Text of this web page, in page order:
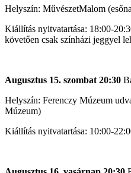
Helyszín: MűvészetMalom
Kiállítás nyitvatartása: 18:00-
követően csak színházi jeggyel
Augusztus 15. szombat 20:30
Helyszín: Ferenczy Múzeum
Múzeum)
Kiállítás nyitvatartása: 10:00-